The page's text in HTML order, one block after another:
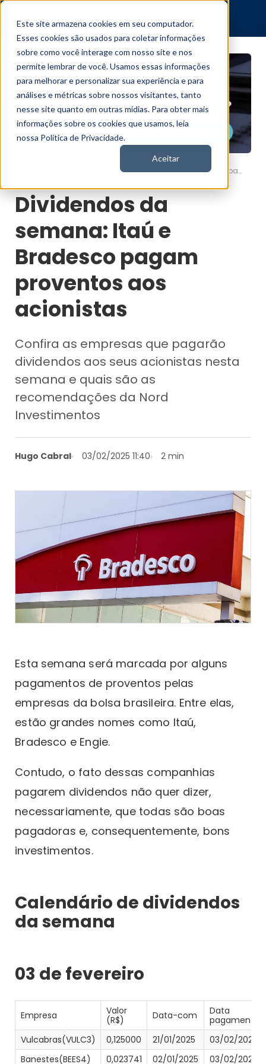
Este site armazena cookies em seu computador.
Esses cookies são usados para coletar informações
sobre como você interage com nosso site e nos
permite lembrar de você. Usamos essas informações
para melhorar e personalizar sua experiência e para
análises e métricas sobre nossos visitantes, tanto
nesse site quanto em outras mídias. Para obter mais
informações sobre os cookies que usamos, leia
nossa Política de Privacidade.
Aceitar
Dividendos da semana: Itaú e Bradesco pagam proventos aos acionistas
Dividendos da
semana: Itaú e
Bradesco pagam
proventos aos
acionistas
Confira as empresas que pagarão
dividendos aos seus acionistas nesta
semana e quais são as
recomendações da Nord
Investimentos
Hugo Cabral 03/02/2025 11:40 2 min
Esta semana será marcada por alguns
pagamentos de proventos pelas
empresas da bolsa brasileira. Entre elas,
estão grandes nomes como Itaú,
Bradesco e Engie.
Contudo, o fato dessas companhias
pagarem dividendos não quer dizer,
necessariamente, que todas são boas
pagadoras e, consequentemente, bons
investimentos.
Calendário de dividendos
da semana
03 de fevereiro
Empresa
Valor
(R$)
Data-com
Data
pagamento
Vulcabras(VULC3)
0,125000 21/01/2025
03/02/2025
Banestes(BEES4)
0,023741 02/01/2025 03/02/2025